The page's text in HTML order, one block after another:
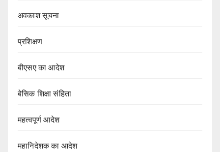
अवकाश सूचना
प्रशिक्षण
बीएसए का आदेश
बेसिक शिक्षा संहिता
महत्वपूर्ण आदेश
महानिदेशक का आदेश